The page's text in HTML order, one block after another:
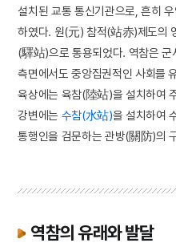
설치된 교통 통신기관으로, 흔히
하였다. 원(元) 참적(站赤)제도의
(驛站)으로 통용되었다. 역참은 군
측면에서도 중앙집권적인 사회를
육상에는 육참(陸站)을 설치하여
강변에는 수참(水站)을 설치하여
통행인을 검문하는 관방(關防)의
역참의 유래와 발달